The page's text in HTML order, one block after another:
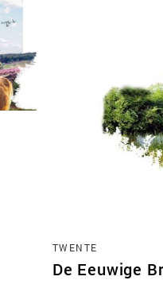
TWENTE
De Eeuwige